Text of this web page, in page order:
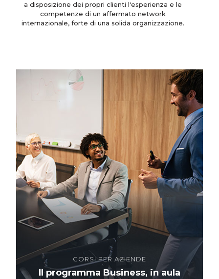
a disposizione dei propri clienti l'esperienza e le
competenze di un affermato network
internazionale, forte di una solida organizzazione.
CORSI PER AZIENDE
ll programma Business, in aula